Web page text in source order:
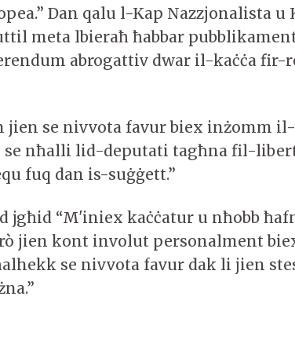
Dan qalu l-Kap Nazzjonalista
meta lbieraħ ħabbar
abrogattiv dwar il-kaċċa fir-
jien se nivvota favur biex inżomm
nħalli lid-deputati tagħna fil-
fuq dan is-suġġett.”
jgħid “M'iniex kaċċatur u nħobb
jien kont involut personalment
se nivvota favur dak li jien